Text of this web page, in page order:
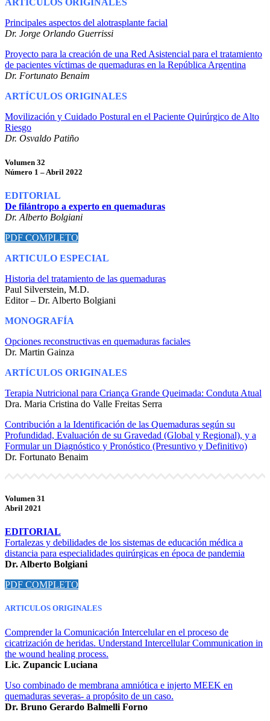
ARTÍCULOS ORIGINALES
Principales aspectos del alotrasplante facial
Dr. Jorge Orlando Guerrissi
Proyecto para la creación de una Red Asistencial para el tratamiento
de pacientes víctimas de quemaduras en la República Argentina
Dr. Fortunato Benaim
ARTÍCULOS ORIGINALES
Movilización y Cuidado Postural en el Paciente Quirúrgico de Alto
Riesgo
Dr. Osvaldo Patiño
Volumen 32
Número 1 – Abril 2022
EDITORIAL
De filántropo a experto en quemaduras
Dr. Alberto Bolgiani
PDF COMPLETO
ARTICULO ESPECIAL
Historia del tratamiento de las quemaduras
Paul Silverstein, M.D.
Editor – Dr. Alberto Bolgiani
MONOGRAFÍA
Opciones reconstructivas en quemaduras faciales
Dr. Martin Gainza
ARTÍCULOS ORIGINALES
Terapia Nutricional para Criança Grande Queimada: Conduta Atual
Dra. Maria Cristina do Valle Freitas Serra
Contribución a la Identificación de las Quemaduras según su
Profundidad, Evaluación de su Gravedad (Global y Regional), y a
Formular un Diagnóstico y Pronóstico (Presuntivo y Definitivo)
Dr. Fortunato Benaim
Volumen 31
Abril 2021
EDITORIAL
Fortalezas y debilidades de los sistemas de educación médica a
distancia para especialidades quirúrgicas en época de pandemia
Dr. Alberto Bolgiani
PDF COMPLETO
ARTICULOS ORIGINALES
Comprender la Comunicación Intercelular en el proceso de
cicatrización de heridas. Understand Intercellular Communication in
the wound healing process.
Lic. Zupancic Luciana
Uso combinado de membrana amniótica e injerto MEEK en
quemaduras severas- a propósito de un caso.
Dr. Bruno Gerardo Balmelli Forno